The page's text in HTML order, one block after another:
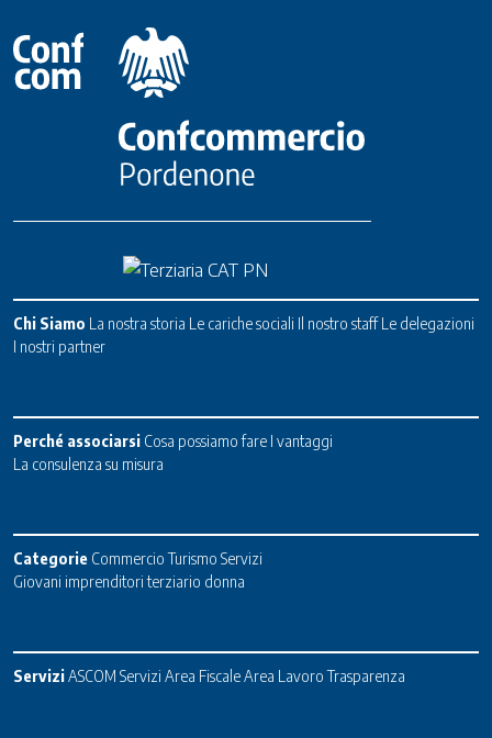
Chi Siamo La nostra storia Le cariche sociali Il nostro staff Le delegazioni
I nostri partner
Perché associarsi Cosa possiamo fare I vantaggi
La consulenza su misura
Categorie Commercio Turismo Servizi
Giovani imprenditori terziario donna
ServiziASCOM Servizi Area FiscaleArea Lavoro Trasparenza